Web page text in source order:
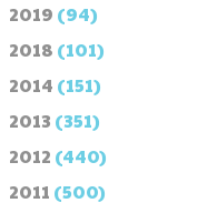
2019 (94)
2018 (101)
2014 (151)
2013 (351)
2012 (440)
2011 (500)